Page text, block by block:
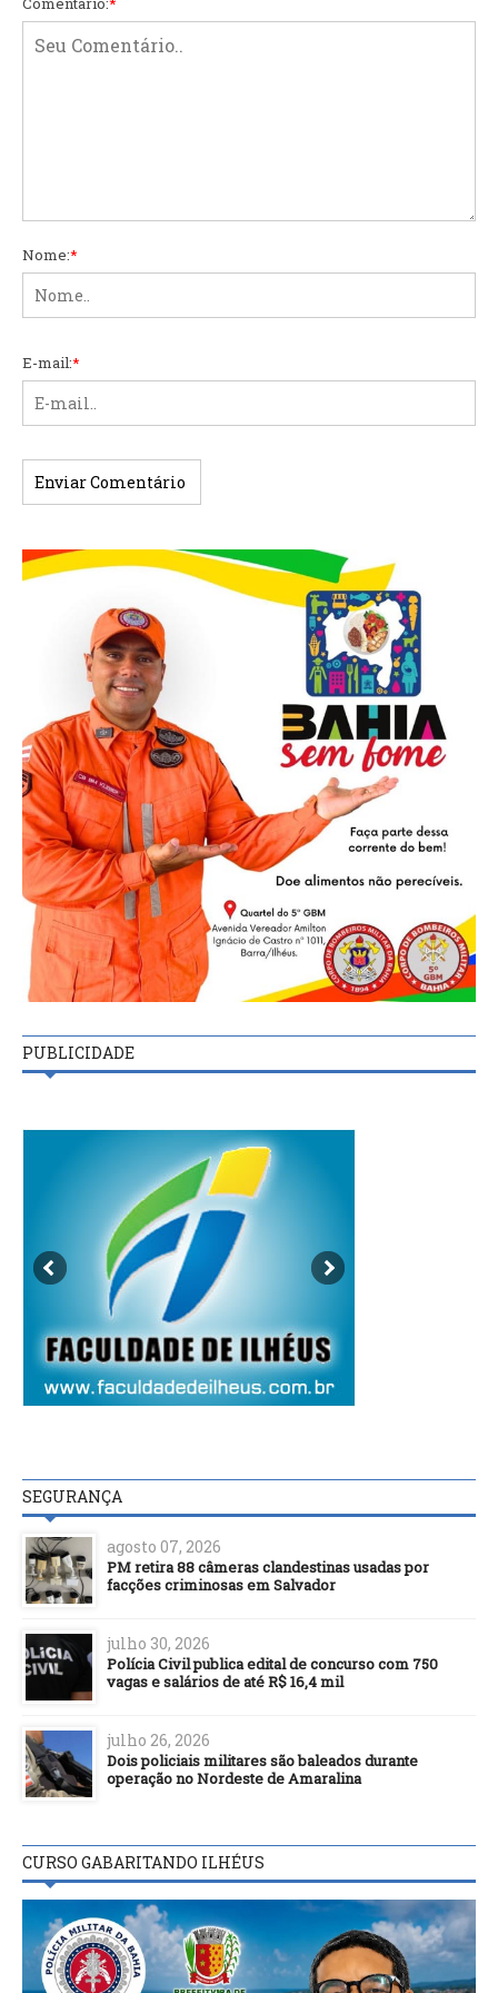
Nome:*
E-mail:*
PUBLICIDADE
SEGURANÇA
agosto 07, 2026
PM retira 88 câmeras clandestinas usadas por
facções criminosas em Salvador
julho 30, 2026
Polícia Civil publica edital de concurso com 750
vagas e salários de até R$ 16,4 mil
julho 26, 2026
Dois policiais militares são baleados durante
operação no Nordeste de Amaralina
CURSO GABARITANDO ILHÉUS